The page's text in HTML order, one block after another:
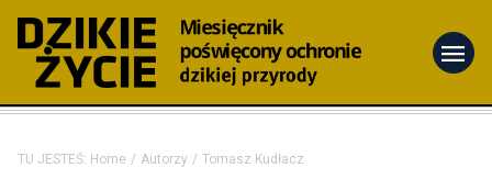
menu
TU JESTEŚ: Home Autorzy Tomasz Kudłacz